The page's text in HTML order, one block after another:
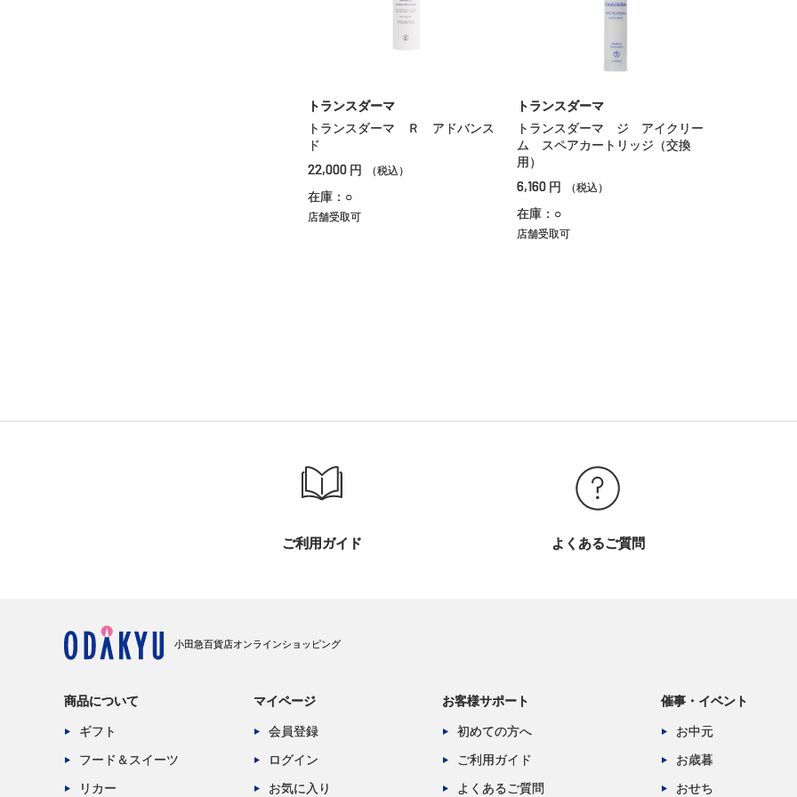
トランスダーマ
トランスダーマ Ｒ アドバンス
ド
22,000 円 （税込）
在庫：○
店舗受取可
トランスダーマ
トランスダーマ ジ アイクリー
ム スペアカートリッジ（交換
用）
6,160 円 （税込）
在庫：○
店舗受取可
ご利用ガイド よくあるご質問
小田急百貨店オンラインショッピング
商品について
ギフト
フード＆スイーツ
リカー
マイページ
会員登録
ログイン
お気に入り
お客様サポート
初めての方へ
ご利用ガイド
よくあるご質問
催事・イベント
お中元
お歳暮
おせち